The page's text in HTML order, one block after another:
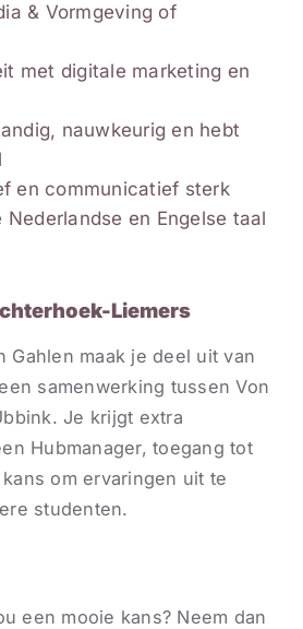
& Vormgeving of
met digitale marketing en
nauwkeurig en hebt
en communicatief sterk
en Engelse taal
Liemers
Gahlen maak je deel uit van
samenwerking tussen Von
Je krijgt extra
Hubmanager, toegang tot
om ervaringen uit te
studenten.
een mooie kans? Neem dan